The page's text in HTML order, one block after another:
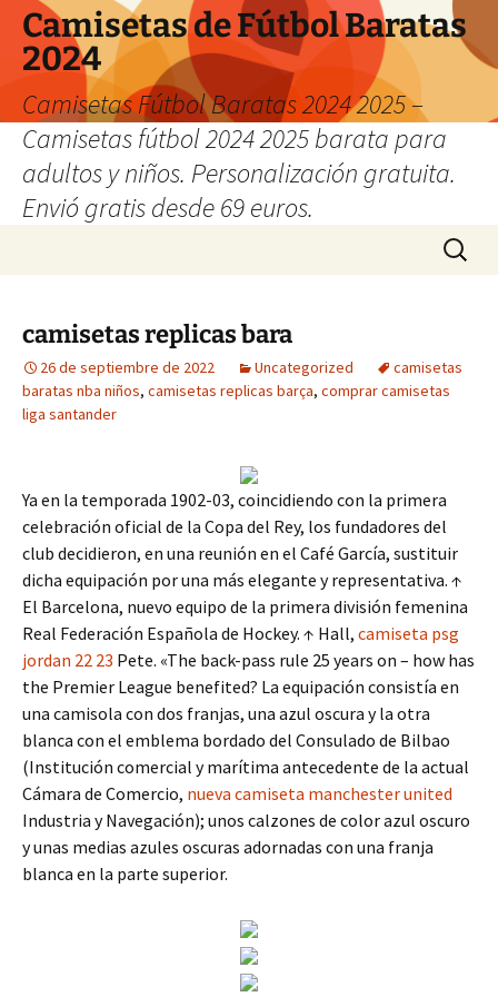
Camisetas de Fútbol Baratas
2024
Camisetas Fútbol Baratas 2024 2025 –
Camisetas fútbol 2024 2025 barata para
adultos y niños. Personalización gratuita.
Envió gratis desde 69 euros.
Buscar:
camisetas replicas bara
26 de septiembre de 2022 Uncategorized
camisetas
baratas nba niños, camisetas replicas barça, comprar camisetas
liga santander
Ya en la temporada 1902-03, coincidiendo con la primera
celebración oficial de la Copa del Rey, los fundadores del
club decidieron, en una reunión en el Café García, sustituir
dicha equipación por una más elegante y representativa. ↑
El Barcelona, nuevo equipo de la primera división femenina
Real Federación Española de Hockey. ↑ Hall, camiseta psg
jordan 22 23 Pete. «The back-pass rule 25 years on – how has
the Premier League benefited? La equipación consistía en
una camisola con dos franjas, una azul oscura y la otra
blanca con el emblema bordado del Consulado de Bilbao
(Institución comercial y marítima antecedente de la actual
Cámara de Comercio, nueva camiseta manchester united
Industria y Navegación); unos calzones de color azul oscuro
y unas medias azules oscuras adornadas con una franja
blanca en la parte superior.